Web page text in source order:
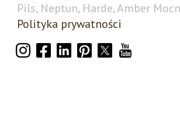
Pils, Neptun, Harde, Amber
Polityka prywatności